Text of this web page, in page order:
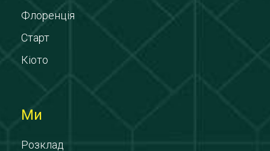
Флоренція
Старт
Кіото
Ми
Розклад